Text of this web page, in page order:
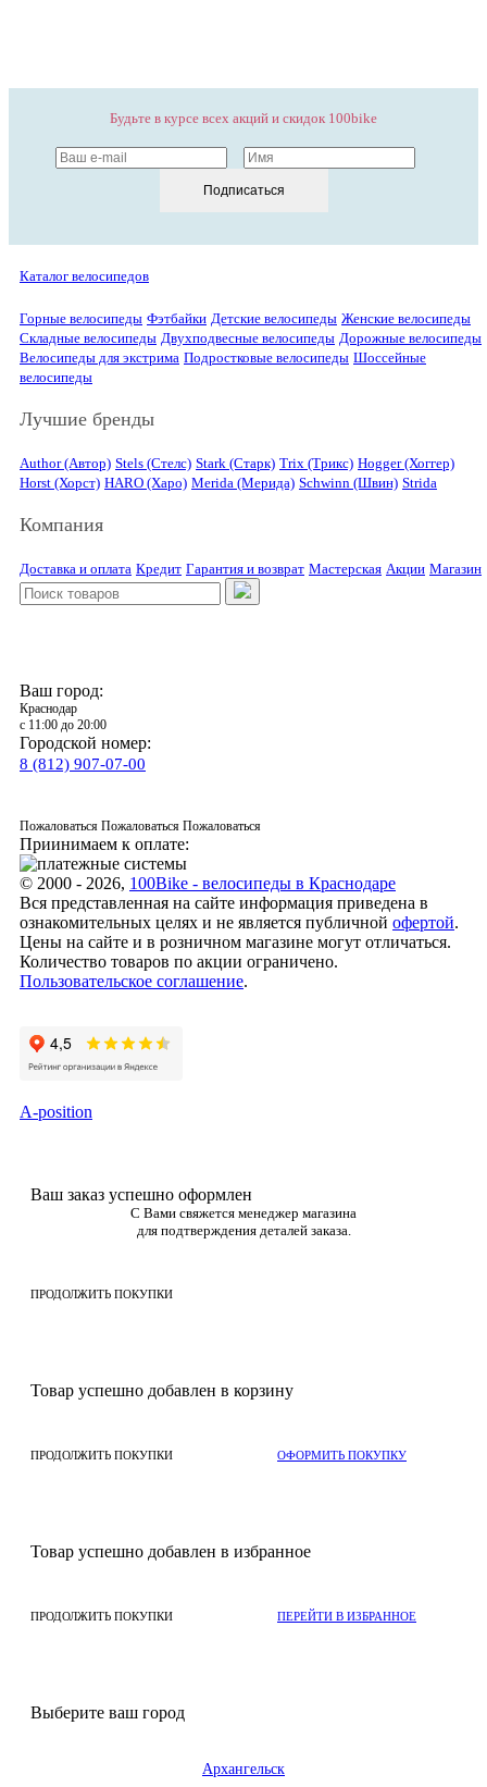
Будьте в курсе всех акций и скидок 100bike
Подписаться
Каталог велосипедов
Горные велосипеды Фэтбайки Детские велосипеды Женские велосипеды
Складные велосипеды Двухподвесные велосипеды Дорожные велосипеды
Велосипеды для экстрима Подростковые велосипеды Шоссейные
велосипеды
Лучшие бренды
Author (Автор) Stels (Стелс) Stark (Старк) Trix (Трикс) Hogger (Хоггер)
Horst (Хорст) HARO (Харо) Merida (Мерида) Schwinn (Швин) Strida
Компания
Доставка и оплата Кредит Гарантия и возврат Мастерская Акции Магазин
Ваш город:
Краснодар
с 11:00 до 20:00
Городской номер:
8 (812) 907-07-00
Пожаловаться Пожаловаться Пожаловаться
Приинимаем к оплате:
© 2000 - 2026, 100Bike - велосипеды в Краснодаре
Вся представленная на сайте информация приведена в
ознакомительных целях и не является публичной офертой.
Цены на сайте и в розничном магазине могут отличаться.
Количество товаров по акции ограничено.
Пользовательское соглашение.
A-position
Ваш заказ успешно оформлен
С Вами свяжется менеджер магазина
для подтверждения деталей заказа.
ПРОДОЛЖИТЬ ПОКУПКИ
Товар успешно добавлен в корзину
ПРОДОЛЖИТЬ ПОКУПКИ ОФОРМИТЬ ПОКУПКУ
Товар успешно добавлен в избранное
ПРОДОЛЖИТЬ ПОКУПКИ ПЕРЕЙТИ В ИЗБРАННОЕ
Выберите ваш город
Архангельск